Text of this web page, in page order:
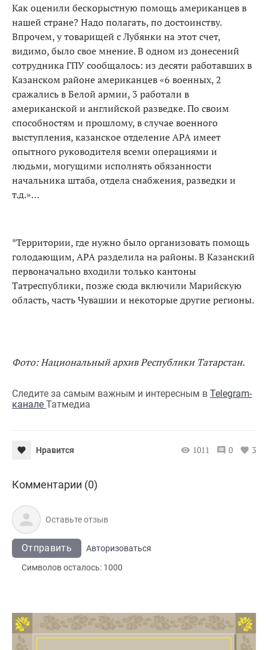
Как оценили бескорыстную помощь американцев в
нашей стране? Надо полагать, по достоинству.
Впрочем, у товарищей с Лубянки на этот счет,
видимо, было свое мнение. В одном из донесений
сотрудника ГПУ сообщалось: из десяти работавших в
Казанском районе американцев «6 военных, 2
сражались в Белой армии, 3 работали в
американской и английской разведке. По своим
способностям и прошлому, в случае военного
выступления, казанское отделение АРА имеет
опытного руководителя всеми операциями и
людьми, могущими исполнять обязанности
начальника штаба, отдела снабжения, разведки и
т.д.»…
*Территории, где нужно было организовать помощь
голодающим, АРА разделила на районы. В Казанский
первоначально входили только кантоны
Татреспублики, позже сюда включили Марийскую
область, часть Чувашии и некоторые другие регионы.
Фото: Национальный архив Республики Татарстан.
Следите за самым важным и интересным в Telegram-
канале Татмедиа
Нравится 1011 0 3
Комментарии (0)
Отправить
Авторизоваться
Символов осталось: 1000